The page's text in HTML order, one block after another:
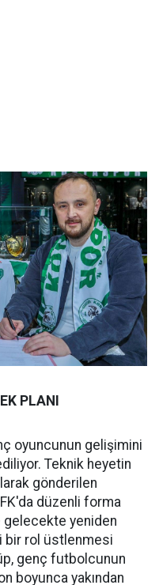
PLANI
oyuncunun gelişimini
Teknik heyetin
gönderilen
düzenli forma
gelecekte yeniden
bir rol üstlenmesi
genç futbolcunun
boyunca yakından